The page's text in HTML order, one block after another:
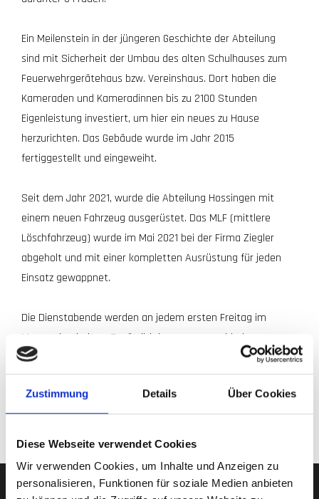
Zustimmung Details Über Cookies
Diese Webseite verwendet Cookies
Wir verwenden Cookies, um Inhalte und Anzeigen zu
personalisieren, Funktionen für soziale Medien anbieten
Ein Meilenstein in der jüngeren Geschichte der Abteilung
sind mit Sicherheit der Umbau des alten Schulhauses zum
Feuerwehrgerätehaus bzw. Vereinshaus. Dort haben die
Kameraden und Kameradinnen bis zu 2100 Stunden
Eigenleistung investiert, um hier ein neues zu Hause
herzurichten. Das Gebäude wurde im Jahr 2015
fertiggestellt und eingeweiht.
Seit dem Jahr 2021, wurde die Abteilung Hossingen mit
einem neuen Fahrzeug ausgerüstet. Das MLF (mittlere
Löschfahrzeug) wurde im Mai 2021 bei der Firma Ziegler
abgeholt und mit einer kompletten Ausrüstung für jeden
Einsatz gewappnet.
Die Dienstabende werden an jedem ersten Freitag im
Monat abgehalten. Zusätzlich kommen verschiedene
Termine, Arbeitseinsätze, Magazindienst und
Feierlichkeiten dazu. Die Vielfalt, Abwechslung und
Kameradschaft ist bei der Abteilung Hossingen definitiv
gegeben.